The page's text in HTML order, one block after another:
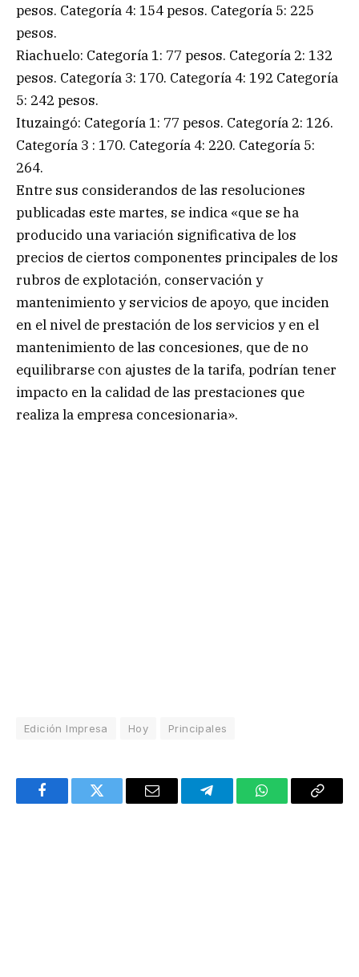
pesos. Categoría 4: 154 pesos. Categoría 5: 225
pesos.
Riachuelo: Categoría 1: 77 pesos. Categoría 2: 132
pesos. Categoría 3: 170. Categoría 4: 192 Categoría
5: 242 pesos.
Ituzaingó: Categoría 1: 77 pesos. Categoría 2: 126.
Categoría 3 : 170. Categoría 4: 220. Categoría 5:
264.
Entre sus considerandos de las resoluciones
publicadas este martes, se indica «que se ha
producido una variación significativa de los
precios de ciertos componentes principales de los
rubros de explotación, conservación y
mantenimiento y servicios de apoyo, que inciden
en el nivel de prestación de los servicios y en el
mantenimiento de las concesiones, que de no
equilibrarse con ajustes de la tarifa, podrían tener
impacto en la calidad de las prestaciones que
realiza la empresa concesionaria».
Edición Impresa Hoy Principales
FacebookTwitter Email TelegramWhatsAppCopy